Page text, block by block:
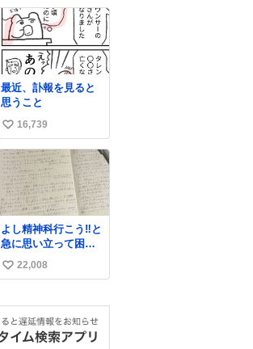
い
ね
数
最近、訃報を見ると
思うこと
い
い
ね
数
16,739
よし精神科行こう‼️と
急に思い立って困っ
てること書き出して
たらペン止まらなく
い
ね
数
22,008